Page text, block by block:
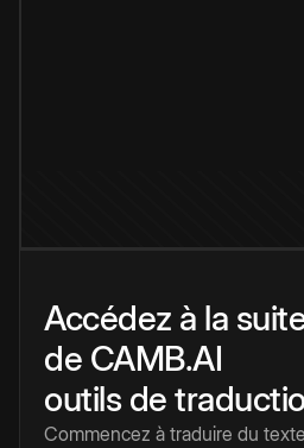
Accédez à la
de CAMB.AI
outils de
Commencez à traduire du